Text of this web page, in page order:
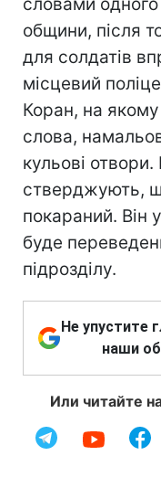
общини, після
для солдатів
місцевий
Коран, на якому
слова,
кульові отвори.
стверджують,
покараний. Він
буде
підрозділу.
Не упустите
наши
Или читайте